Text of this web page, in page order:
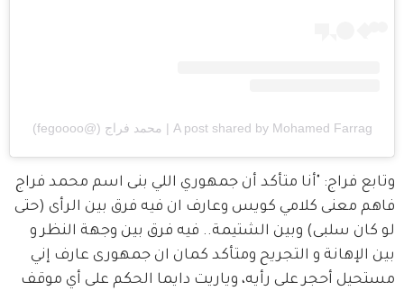
A post shared by Mohamed Farrag | محمد فراج (@fegoooo)
وتابع فراج: "أنا متأكد أن جمهوري اللي بنى اسم محمد فراج
فاهم معنى كلامي كويس وعارف ان فيه فرق بين الرأى (حتى
لو كان سلبى) وبين الشتيمة.. فيه فرق بين وجهة النظر و
بين الإهانة و التجريح ومتأكد كمان ان جمهورى عارف إني
مستحيل أحجر على رأيه، وياريت دايما الحكم على أي موقف